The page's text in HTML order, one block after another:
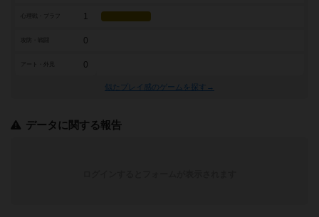
1
0
アート・外見 0
似たプレイ感のゲームを探す→
データに関する報告